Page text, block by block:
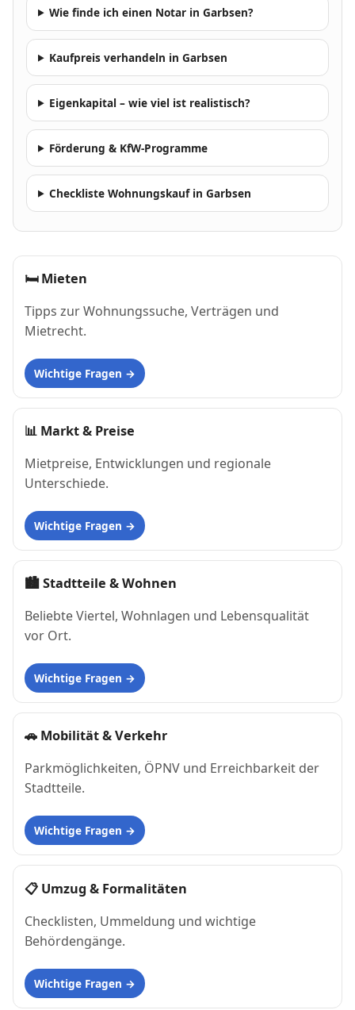
Wie finde ich einen Notar in Garbsen?
Kaufpreis verhandeln in Garbsen
Eigenkapital – wie viel ist realistisch?
Förderung & KfW-Programme
Checkliste Wohnungskauf in Garbsen
🛏Mieten
Tipps zur Wohnungssuche, Verträgen und
Mietrecht.
Wichtige Fragen
📊 Markt & Preise
Mietpreise, Entwicklungen und regionale
Unterschiede.
Wichtige Fragen
🏙Stadtteile & Wohnen
Beliebte Viertel, Wohnlagen und Lebensqualität
vor Ort.
Wichtige Fragen
🚗 Mobilität & Verkehr
Parkmöglichkeiten, ÖPNV und Erreichbarkeit der
Stadtteile.
Wichtige Fragen
📋 Umzug & Formalitäten
Checklisten, Ummeldung und wichtige
Behördengänge.
Wichtige Fragen